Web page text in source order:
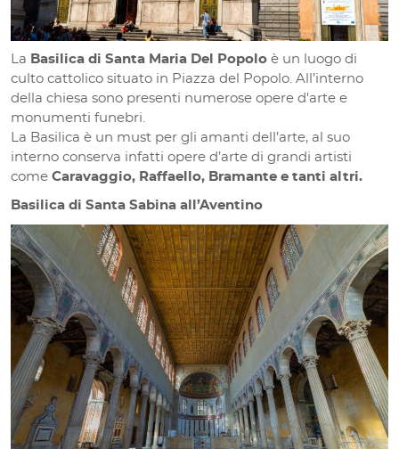
La Basilica di Santa Maria Del Popolo è un luogo di
culto cattolico situato in Piazza del Popolo. All’interno
della chiesa sono presenti numerose opere d'arte e
monumenti funebri.
La Basilica è un must per gli amanti dell’arte, al suo
interno conserva infatti opere d’arte di grandi artisti
come Caravaggio, Raffaello, Bramante e tanti altri.
Basilica di Santa Sabina all’Aventino